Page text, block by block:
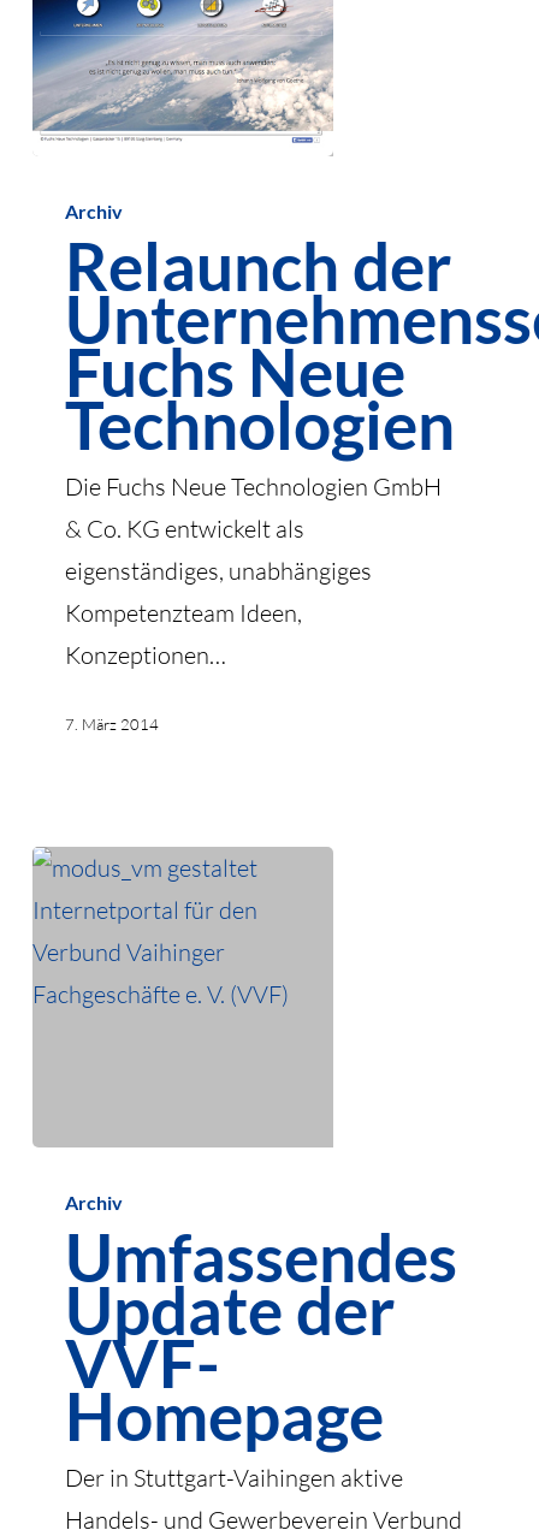
der
Unternehmensseite
Fuchs
Neue
Technologien
Archiv
Relaunch der
Fuchs Neue
Technologien
Die Fuchs Neue Technologien GmbH
& Co. KG entwickelt als
eigenständiges, unabhängiges
Kompetenzteam Ideen,
Konzeptionen…
7. März 2014
Update
VVF-
Homepage
Archiv
Umfassendes
Update der
VVF-
Homepage
Der in Stuttgart-Vaihingen aktive
Handels- und Gewerbeverein Verbund